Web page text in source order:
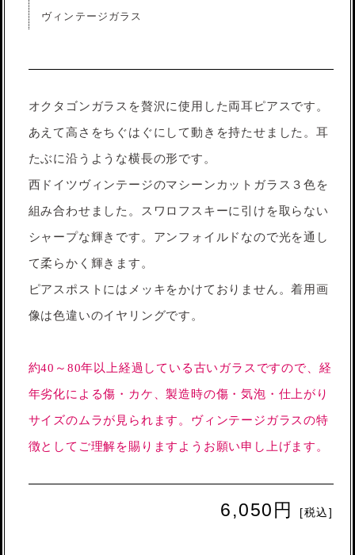
ヴィンテージガラス
オクタゴンガラスを贅沢に使用した両耳ピアスです。
あえて高さをちぐはぐにして動きを持たせました。耳
たぶに沿うような横長の形です。
西ドイツヴィンテージのマシーンカットガラス３色を
組み合わせました。スワロフスキーに引けを取らない
シャープな輝きです。アンフォイルドなので光を通し
て柔らかく輝きます。
ピアスポストにはメッキをかけておりません。着用画
像は色違いのイヤリングです。
約40～80年以上経過している古いガラスですので、経
年劣化による傷・カケ、製造時の傷・気泡・仕上がり
サイズのムラが見られます。ヴィンテージガラスの特
徴としてご理解を賜りますようお願い申し上げます。
6,050円 [税込]